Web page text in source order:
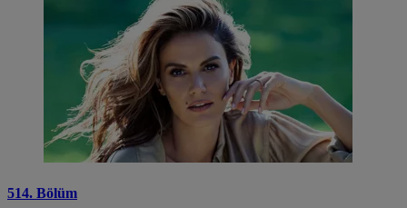
514. Bölüm